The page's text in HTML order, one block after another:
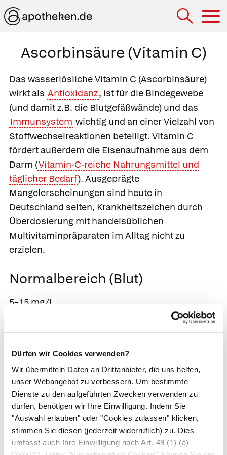
Dürfen wir Cookies verwenden?
Wir übermitteln Daten an Drittanbieter, die uns helfen,
unser Webangebot zu verbessern. Um bestimmte
Dienste zu den aufgeführten Zwecken verwenden zu
dürfen, benötigen wir Ihre Einwilligung. Indem Sie
"Auswahl erlauben" oder "Cookies zulassen" klicken,
stimmen Sie diesen (jederzeit widerruflich) zu. Dies
umfasst auch Ihre Einwilligung nach Art. 49 (1) (a)
Ascorbinsäure (Vitamin C)
Das wasserlösliche Vitamin C (Ascorbinsäure)
wirkt als Antioxidanz, ist für die Bindegewebe
(und damit z.B. die Blutgefäßwände) und das
Immunsystem wichtig und an einer Vielzahl von
Stoffwechselreaktionen beteiligt. Vitamin C
fördert außerdem die Eisenaufnahme aus dem
Darm (Vitamin-C-reiche Nahrungsmittel und
täglicher Bedarf). Ausgeprägte
Mangelerscheinungen sind heute in
Deutschland selten, Krankheitszeichen durch
Überdosierung mit handelsüblichen
Multivitaminpräparaten im Alltag nicht zu
erzielen.
Normalbereich (Blut)
5–15 mg/l
Indikation
Verdacht auf Vitamin-C-Mangel
Ursachen erniedrigter Werte
Vor allem Fehl- und Mangelernährung bei
älteren Menschen, Alkoholmissbrauch oder
extremen Kostformen
Selten: Schwangerschaft und Stillzeit, Dialyse,